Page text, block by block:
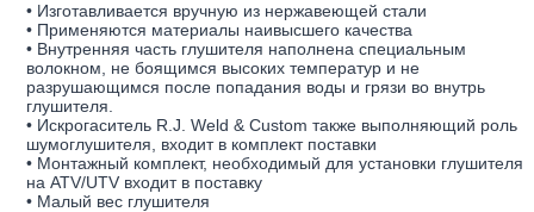
• Изготавливается вручную из нержавеющей стали
• Применяются материалы наивысшего качества
• Внутренняя часть глушителя наполнена специальным
волокном, не боящимся высоких температур и не
разрушающимся после попадания воды и грязи во внутрь
глушителя.
• Искрогаситель R.J. Weld & Custom также выполняющий роль
шумоглушителя, входит в комплект поставки
• Монтажный комплект, необходимый для установки глушителя
на ATV/UTV входит в поставку
• Малый вес глушителя